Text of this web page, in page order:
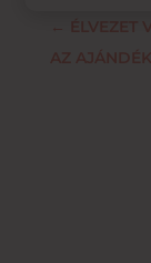
ÉLVEZET